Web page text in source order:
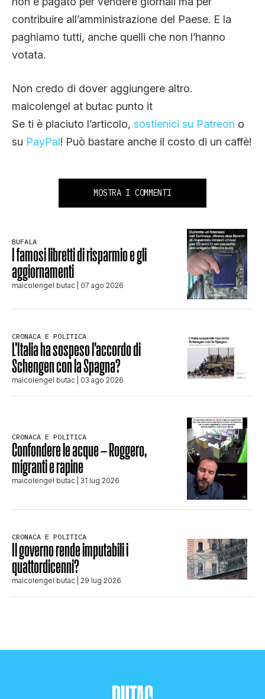
contribuire all’amministrazione del Paese. E la
paghiamo tutti, anche quelli che non l’hanno
votata.
Non credo di dover aggiungere altro.
maicolengel at butac punto it
Se ti è piaciuto l’articolo, sostienici su Patreon o
su PayPal! Può bastare anche il costo di un caffè!
MOSTRA I COMMENTI
BUFALA
I famosi libretti di risparmio e gli
aggiornamenti
maicolengel butac | 07 ago 2026
CRONACA E POLITICA
L’Italia ha sospeso l’accordo di
Schengen con la Spagna?
maicolengel butac | 03 ago 2026
CRONACA E POLITICA
Confondere le acque – Roggero,
migranti e rapine
maicolengel butac | 31 lug 2026
CRONACA E POLITICA
Il governo rende imputabili i
quattordicenni?
maicolengel butac | 29 lug 2026